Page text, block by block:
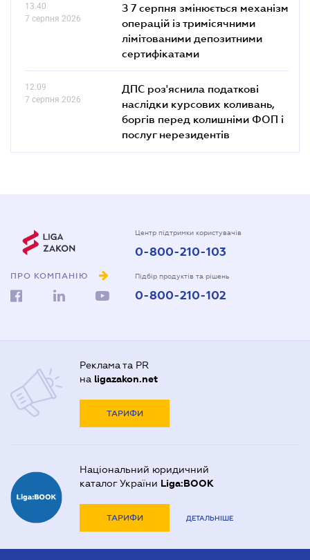
13.40
7 серпня 2026
З 7 серпня змінюється механізм
операцій із тримісячними
лімітованими депозитними
сертифікатами
12.09
7 серпня 2026
ДПС роз'яснила податкові
наслідки курсових коливань,
боргів перед колишніми ФОП і
послуг нерезидентів
ПРО КОМПАНІЮ
Центр підтримки користувачів
0-800-210-103
Підбір продуктів та рішень
0-800-210-102
Реклама та PR
на ligazakon.net
ТАРИФИ
Національний юридичний
каталог України Liga:BOOK
ТАРИФИ ДЕТАЛЬНІШЕ